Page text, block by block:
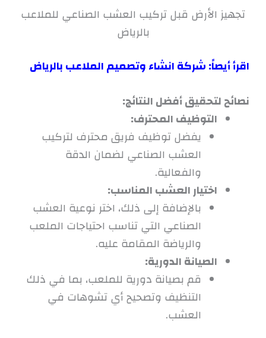
تجهيز الأرض قبل تركيب العشب الصناعي للملاعب
بالرياض
اقرأ أيصاً:شركة انشاء وتصميم الملاعب بالرياض
نصائح لتحقيق أفضل النتائج:
التوظيف المحترف:
يفضل توظيف فريق محترف لتركيب
العشب الصناعي لضمان الدقة
والفعالية.
اختيار العشب المناسب:
بالإضافة إلى ذلك، اختر نوعية العشب
الصناعي التي تناسب احتياجات الملعب
والرياضة المقامة عليه.
الصيانة الدورية:
قم بصيانة دورية للملعب، بما في ذلك
التنظيف وتصحيح أي تشوهات في
العشب.